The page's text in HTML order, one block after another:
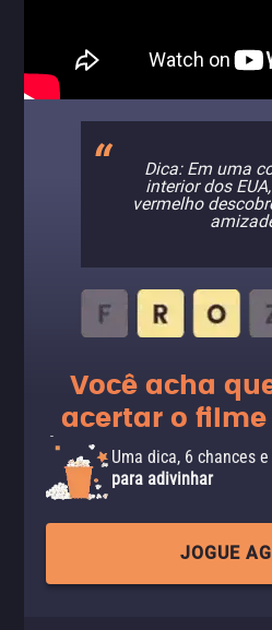
Dica: Em uma
interior dos
vermelho
Você acha
acertar o filme
Uma dica, 6 chances
para adivinhar
JOGUE